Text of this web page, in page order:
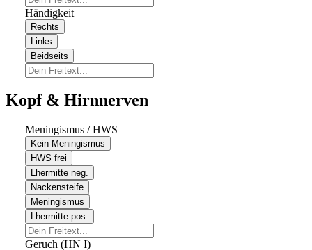
Händigkeit
Rechts
Links
Beidseits
Kopf & Hirnnerven
Meningismus / HWS
Kein Meningismus
HWS frei
Lhermitte neg.
Nackensteife
Meningismus
Lhermitte pos.
Geruch (HN I)